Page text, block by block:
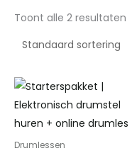
Toont alle 2 resultaten
Drumlessen